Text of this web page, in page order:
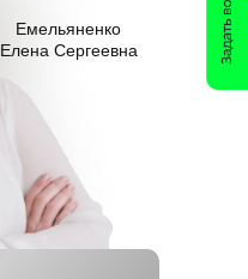
Емельяненко
Елена Сергеевна